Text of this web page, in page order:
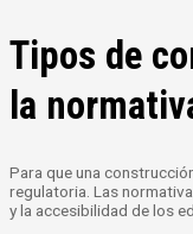
Tipos de
la
Para que una
regulatoria. Las
y la accesibilidad de los